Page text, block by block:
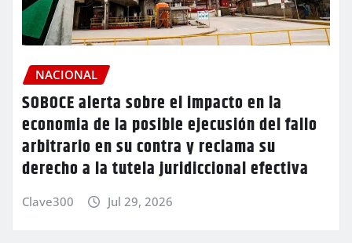
NACIONAL
SOBOCE alerta sobre el impacto en la
economia de la posible ejecusión del fallo
arbitrario en su contra y reclama su
derecho a la tutela juridiccional efectiva
Clave300 Jul 29, 2026